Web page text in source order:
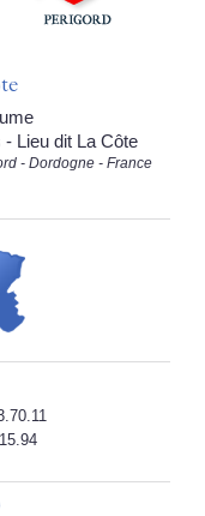
Lieu dit La Côte
- Dordogne - France